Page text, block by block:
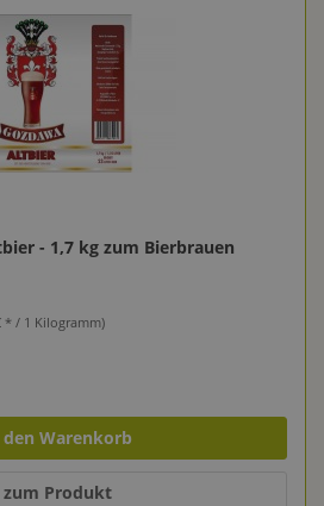
- 1,7 kg zum Bierbrauen
* / 1 Kilogramm)
den Warenkorb
zum Produkt